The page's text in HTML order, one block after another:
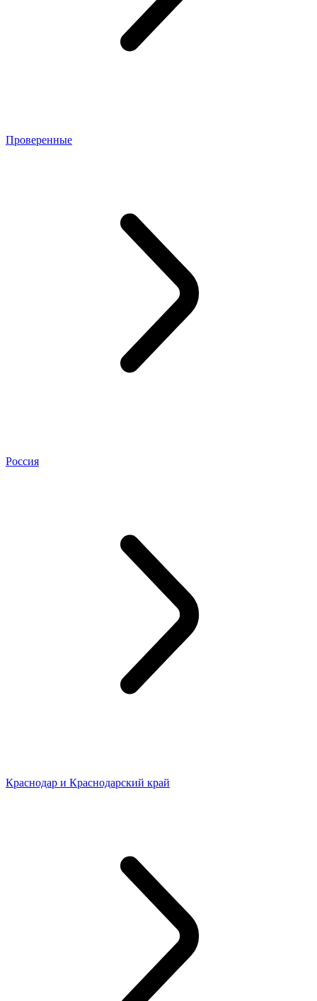
Проверенные
Россия
Краснодар и Краснодарский край